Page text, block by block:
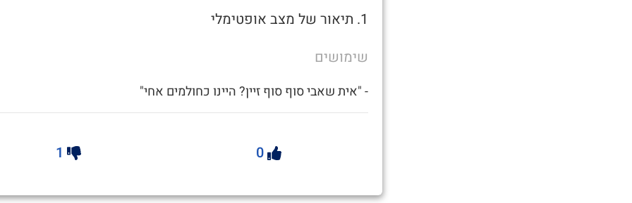
1. תיאור של מצב אופטימלי
שימושים
- "אית שאבי סוף סוף זיין? היינו כחולמים אחי"
0
1